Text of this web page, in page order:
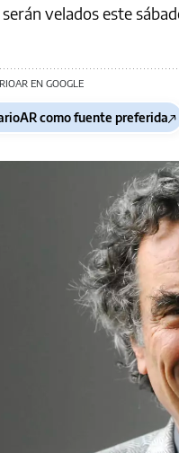
velados este
EN GOOGLE
como fuente preferida